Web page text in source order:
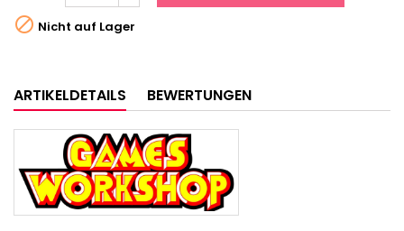
 Nicht auf Lager
ARTIKELDETAILS BEWERTUNGEN